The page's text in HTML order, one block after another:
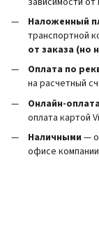
Наложенный
транспортной
от заказа (но
Оплата по
на расчетный
Онлайн-
оплата картой
Наличными —
офисе